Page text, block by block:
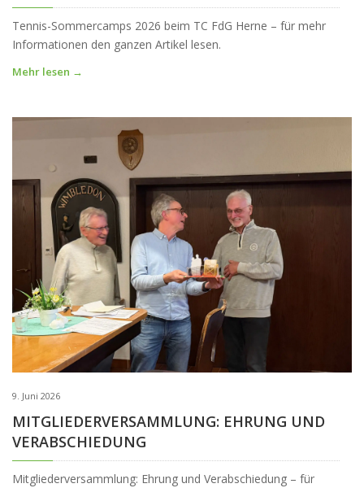
Tennis-Sommercamps 2026 beim TC FdG Herne – für mehr
Informationen den ganzen Artikel lesen.
Mehr lesen →
9. Juni 2026
MITGLIEDERVERSAMMLUNG: EHRUNG UND
VERABSCHIEDUNG
Mitgliederversammlung: Ehrung und Verabschiedung – für